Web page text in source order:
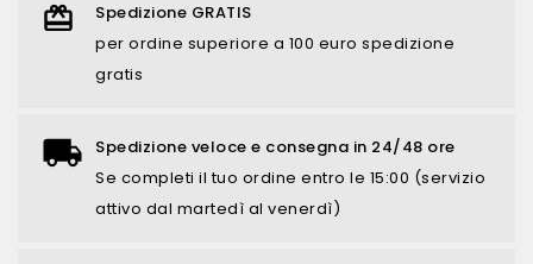
Spedizione GRATIS
per ordine superiore a 100 euro spedizione
gratis
Spedizione veloce e consegna in 24/48 ore
Se completi il tuo ordine entro le 15:00 (servizio
attivo dal martedì al venerdì)